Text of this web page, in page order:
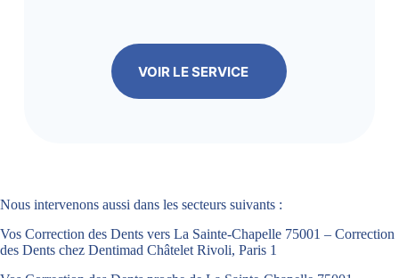
VOIR LE SERVICE
Nous intervenons aussi dans les secteurs suivants :
Vos Correction des Dents vers La Sainte-Chapelle 75001 – Correction
des Dents chez Dentimad Châtelet Rivoli, Paris 1